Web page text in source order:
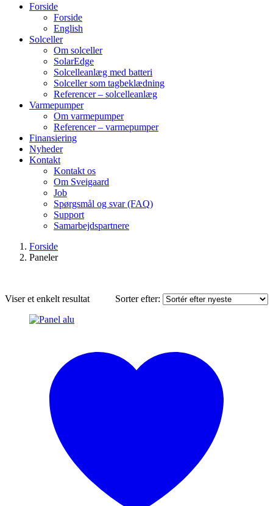
Forside
Forside
English
Solceller
Om solceller
SolarEdge
Solcelleanlæg med batteri
Solceller som tagbeklædning
Referencer – solcelleanlæg
Varmepumper
Om varmepumper
Referencer – varmepumper
Finansiering
Nyheder
Kontakt
Kontakt os
Om Sveigaard
Job
Spørgsmål og svar (FAQ)
Support
Samarbejdspartnere
Forside
Paneler
Viser et enkelt resultat Sorter efter: